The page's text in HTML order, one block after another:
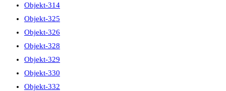
Objekt-314
Objekt-325
Objekt-326
Objekt-328
Objekt-329
Objekt-330
Objekt-332